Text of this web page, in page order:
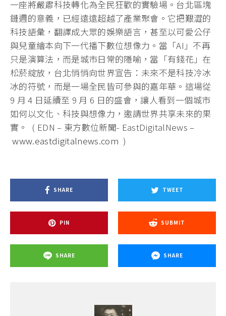
一座將嚴肅科技轉化為全民狂歡的實驗場。台北區塊
鏈週的意義，已經遠遠超越了產業聚會。它把艱澀的
科技語彙，翻譯成大眾的娛樂語言，甚至以可愛公仔
與兒童繪本向下一代播下數位想像力。當「AI」不再
只是演算法，而是城市日常的隱喻，當「有錢花」在
松菸綻放，台北悄悄向世界宣告：未來不是科技冷冰
冰的符號，而是一場全民皆可參與的嘉年華。這場從
9 月 4 日延續至 9 月 6 日的盛會，讓人看到一個城市
如何以文化、科技與想像力，邀請世界共享未來的果
實。 ( EDN – 東方數位新聞- EastDigitalNews –
www.eastdigitalnews.com )
SHARE TWEET
PIN SUBMIT
SHARE SHARE